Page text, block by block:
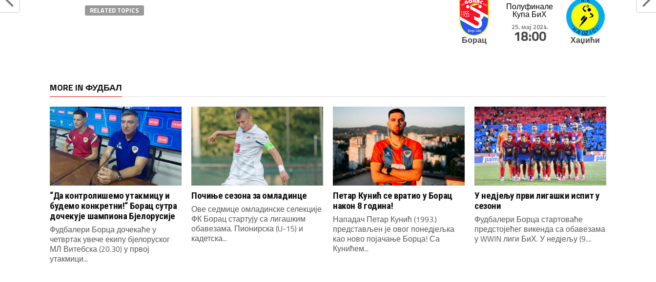
RELATED TOPICS
Борац
Полуфинале
Купа БиХ
25. мај 2024.
18:00 Хаџићи
MORE IN ФУДБАЛ
“Да контролишемо утакмицу и
будемо конкретни!“ Борац сутра
дочекује шампиона Бјелорусије
Фудбалери Борца дочекаће у
четвртак увече екипу бјелоруског
МЛ Витебска (20.30) у првој
утакмици...
Почиње сезона за омладинце
Ове седмице омладинске селекције
ФК Борац стартују са лигашким
обавезама. Пионирска (U-15) и
кадетска...
Петар Кунић се вратио у Борац
након 8 година!
Нападач Петар Кунић (1993.)
представљен је овог понедјељка
као ново појачање Борца! Са
Кунићем...
У недјељу први лигашки испит у
сезони
Фудбалери Борца стартоваће
предстојећег викенда са обавезама
у WWIN лиги БиХ. У недјељу (9....